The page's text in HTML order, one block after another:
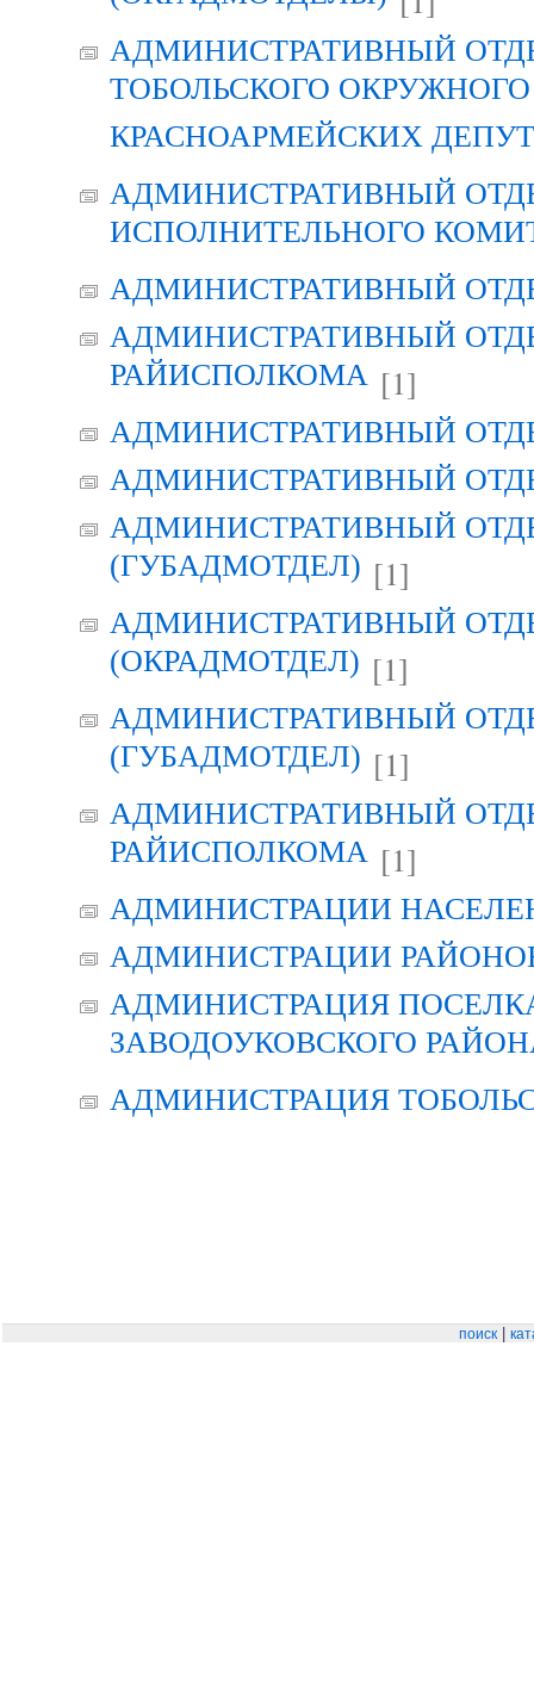
АДМИНИСТРАТИВНЫЙ
ТОБОЛЬСКОГО
КРАСНОАРМЕЙСКИХ
АДМИНИСТРАТИВНЫЙ
ИСПОЛНИТЕЛЬНОГО
АДМИНИСТРАТИВНЫЙ
АДМИНИСТРАТИВНЫЙ
РАЙИСПОЛКОМА [1]
АДМИНИСТРАТИВНЫЙ
АДМИНИСТРАТИВНЫЙ
АДМИНИСТРАТИВНЫЙ
(ГУБАДМОТДЕЛ) [1]
АДМИНИСТРАТИВНЫЙ
(ОКРАДМОТДЕЛ) [1]
АДМИНИСТРАТИВНЫЙ
(ГУБАДМОТДЕЛ) [1]
АДМИНИСТРАТИВНЫЙ
РАЙИСПОЛКОМА [1]
АДМИНИСТРАЦИИ
АДМИНИСТРАЦИИ
АДМИНИСТРАЦИЯ
ЗАВОДОУКОВСКОГО
АДМИНИСТРАЦИЯ
поиск